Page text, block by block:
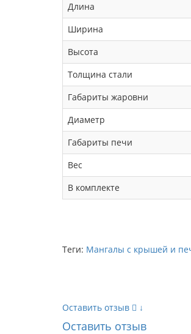
Длина
Ширина
Высота
Толщина стали
Габариты жаровни
Диаметр
Габариты печи
Вес
В комплекте
Теги: Мангалы с крышей и
Оставить отзыв ↓
Оставить отзыв